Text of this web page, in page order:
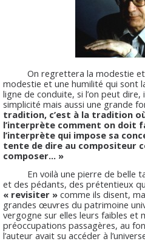
On regrettera la modestie et
modestie et une humilité qui sont
ligne de conduite, si l’on peut dire,
simplicité mais aussi une grande
tradition, c’est à la tradition
l’interprète comment on doit
l’interprète qui impose sa
tente de dire au compositeur
composer… »
En voilà une pierre de belle
et des pédants, des prétentieux
« revisiter » comme ils disent,
grandes œuvres du patrimoine
vergogne sur elles leurs faibles et
préoccupations passagères, au
l’auteur avait su accéder à